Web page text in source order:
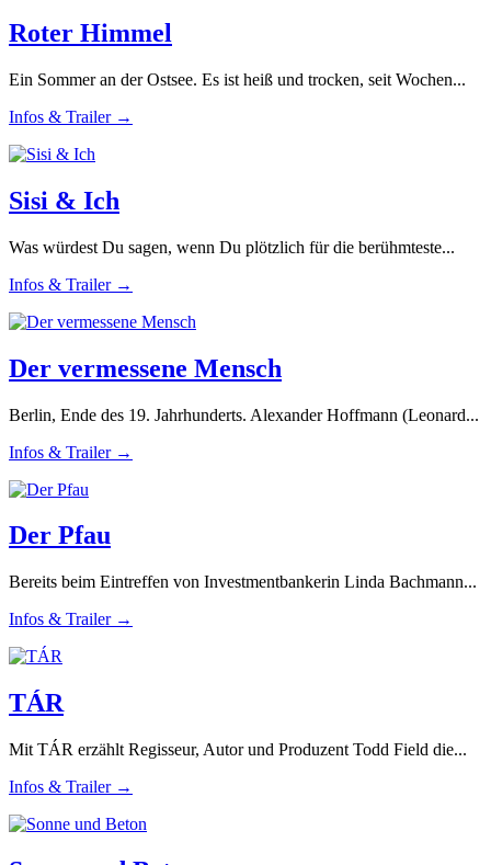
Roter Himmel
Ein Sommer an der Ostsee. Es ist heiß und trocken, seit Wochen...
Infos & Trailer →
Sisi & Ich
Was würdest Du sagen, wenn Du plötzlich für die berühmteste...
Infos & Trailer →
Der vermessene Mensch
Berlin, Ende des 19. Jahrhunderts. Alexander Hoffmann (Leonard...
Infos & Trailer →
Der Pfau
Bereits beim Eintreffen von Investmentbankerin Linda Bachmann...
Infos & Trailer →
TÁR
Mit TÁR erzählt Regisseur, Autor und Produzent Todd Field die...
Infos & Trailer →